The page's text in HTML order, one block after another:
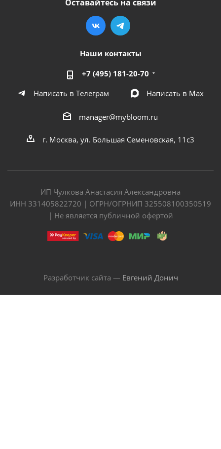
Оставайтесь на связи
Наши контакты
+7 (495) 181-20-70
Написать в Телеграм
Написать в Мах
manager@mybloom.ru
г. Москва, ул. Большая Семеновская, 11с3
ИП Чулкова Анастасия Александровна
ИНН 331405822720 | ОГРН/ОГРНИП 325508100350519
| Не является публичной офертой
Разработчик сайта — Евгений Донич